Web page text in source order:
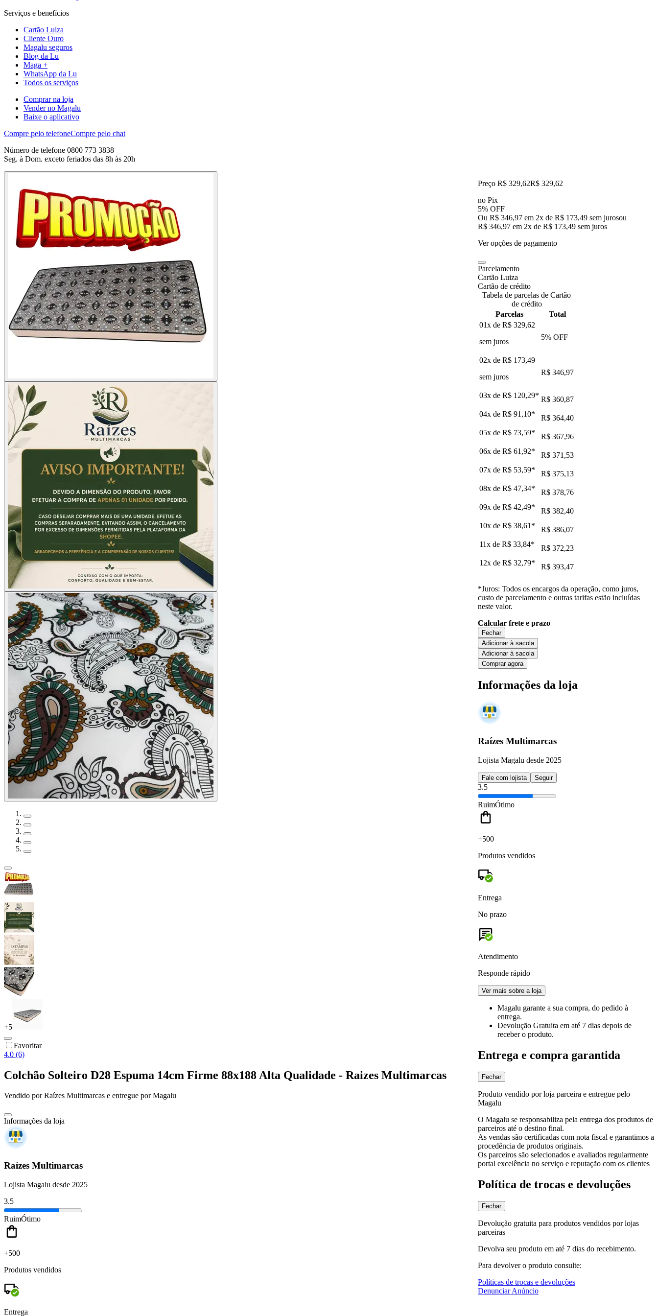
Serviços e benefícios
Cartão Luiza
Cliente Ouro
Magalu seguros
Blog da Lu
Maga +
WhatsApp da Lu
Todos os serviços
Comprar na loja
Vender no Magalu
Baixe o aplicativo
Compre pelo telefoneCompre pelo chat
Número de telefone 0800 773 3838
Seg. à Dom. exceto feriados das 8h às 20h
+5
Favoritar
4.0 (6)
Colchão Solteiro D28 Espuma 14cm Firme 88x188 Alta Qualidade - Raizes Multimarcas
Vendido porRaízes Multimarcas e entregue por Magalu
Informações da loja
Raízes Multimarcas
Lojista Magalu desde 2025
3.5
RuimÓtimo
+500
Produtos vendidos
Entrega
Preço R$ 329,62R$ 329,62
no Pix
5% OFF
Ou R$ 346,97 em 2x de R$ 173,49 sem jurosou
R$ 346,97 em 2x de R$ 173,49 sem juros
Ver opções de pagamento
Parcelamento
Cartão Luiza
Cartão de crédito
Tabela de parcelas de Cartão
de crédito
Parcelas
Total
01x de R$ 329,62
sem juros
5% OFF
02x de R$ 173,49
sem juros
R$ 346,97
03x de R$ 120,29* R$ 360,87
04x de R$ 91,10*
R$ 364,40
05x de R$ 73,59*
R$ 367,96
06x de R$ 61,92*
R$ 371,53
07x de R$ 53,59*
R$ 375,13
08x de R$ 47,34*
R$ 378,76
09x de R$ 42,49*
R$ 382,40
10x de R$ 38,61 *
R$ 386,07
11x de R$ 33,84*
R$ 372,23
12x de R$ 32,79* R$ 393,47
*Juros: Todos os encargos da operação, como juros,
custo de parcelamento e outras tarifas estão incluídas
neste valor.
Calcular frete e prazo
Fechar
Adicionar à sacola
Adicionar à sacola
Comprar agora
Informações da loja
Raízes Multimarcas
Lojista Magalu desde 2025
Fale com lojista Seguir
3.5
RuimÓtimo
+500
Produtos vendidos
Entrega
No prazo
Atendimento
Responde rápido
Ver mais sobre a loja
Magalu garante a sua compra, do pedido à
entrega.
Devolução Gratuita em até 7 dias depois de
receber o produto.
Entrega e compra garantida
Fechar
Produto vendido por loja parceira e entregue pelo
Magalu
O Magalu se responsabiliza pela entrega dos produtos de
parceiros até o destino final.
As vendas são certificadas com nota fiscal e garantimos a
procedência de produtos originais.
Os parceiros são selecionados e avaliados regularmente
portal excelência no serviço e reputação com os clientes
Política de trocas e devoluções
Fechar
Devolução gratuita para produtos vendidos por lojas
parceiras
Devolva seu produto em até 7 dias do recebimento.
Para devolver o produto consulte:
Políticas de trocas e devoluções
Denunciar Anúncio